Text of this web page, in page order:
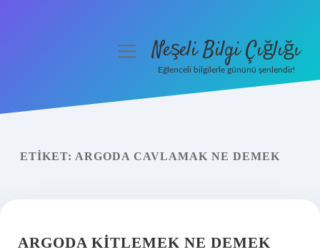
Yasal Uyarı
menüyüNeşeli Bilgi Çığlığı
Eğlenceli bilgilerle gününü şenlendir!
ETIKET: ARGODA CAVLAMAK NE DEMEK
ARGODA KITLEMEK NE DEMEK